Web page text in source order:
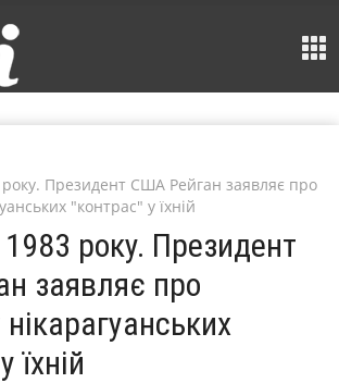
Президент США Рейган заявляє про
"контрас" у їхній
року. Президент
заявляє про
їхній